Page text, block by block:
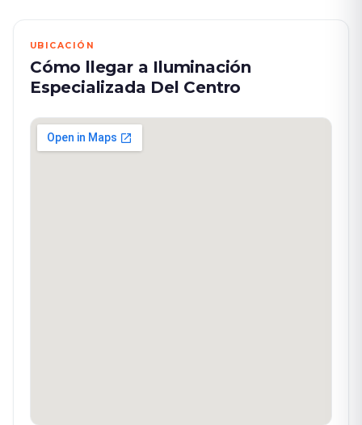
UBICACIÓN
Cómo llegar a Iluminación
Especializada Del Centro